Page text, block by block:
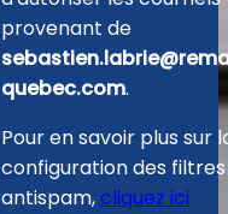
provenant de
quebec.com.
Pour en savoir plus sur
configuration des filtres
antispam,cliquez ici